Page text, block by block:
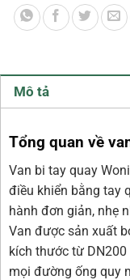
Mô tả
Tổng quan về
Van bi tay quay
điều khiển bằng tay
hành đơn giản, nhẹ
Van được sản xuất
kích thước từ
mọi đường ống quy